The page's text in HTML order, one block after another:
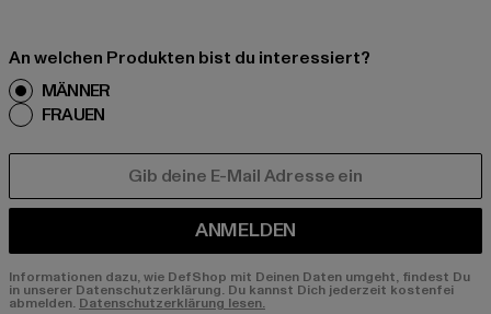
An welchen Produkten bist du interessiert?
MÄNNER
FRAUEN
ANMELDEN
Informationen dazu, wie DefShop mit Deinen Daten umgeht, findest Du
in unserer Datenschutzerklärung. Du kannst Dich jederzeit kostenfei
abmelden. Datenschutzerklärung lesen.